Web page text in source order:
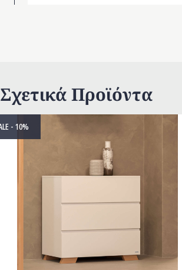
Σχετικά Προϊόντα
- 10%